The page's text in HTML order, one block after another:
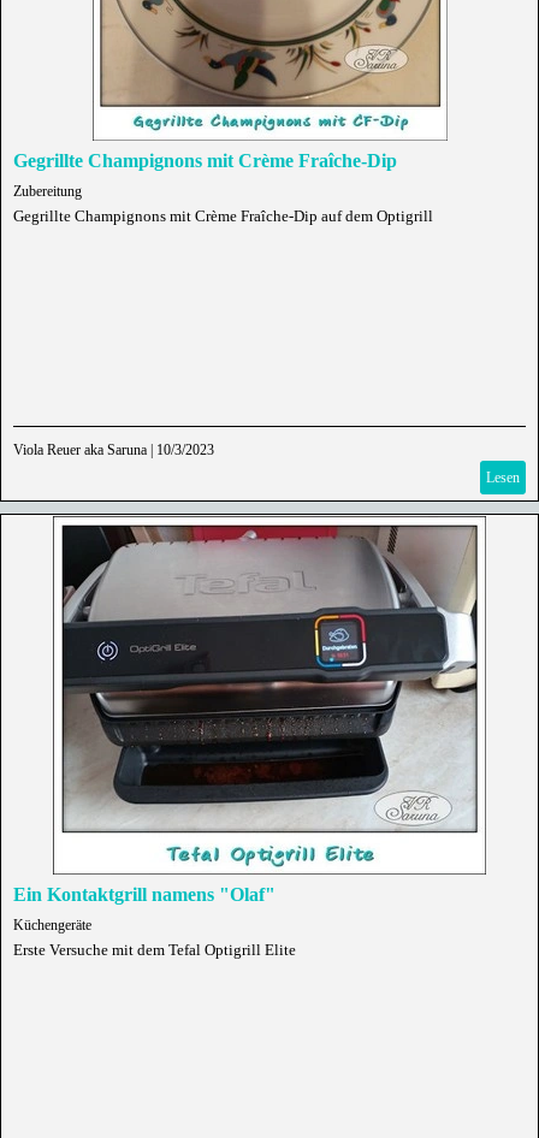
Gegrillte Champignons mit Crème Fraîche-Dip
Zubereitung
Gegrillte Champignons mit Crème Fraîche-Dip auf dem Optigrill
Viola Reuer aka Saruna
10/3/2023
Lesen
Ein Kontaktgrill namens "Olaf"
Küchengeräte
Erste Versuche mit dem Tefal Optigrill Elite